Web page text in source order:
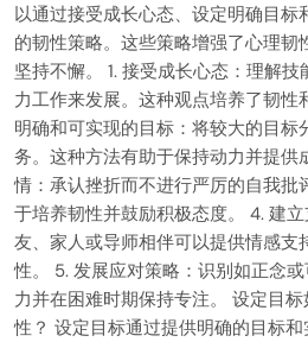
以通过接受成长心态、设定明确目标
的韧性策略。这些策略增强了心理韧
坚持不懈。 1. 接受成长心态：理解
力工作来发展。这种观点培养了韧性
明确和可实现的目标：将较大的目标
务。这种方法有助于保持动力并提供
情：承认挫折而不进行严厉的自我批
于培养韧性并鼓励积极态度。 4. 建
友、家人或导师相伴可以提供情感支
性。 5. 发展应对策略：识别如正念
力并在困难时期保持专注。 设定目
性？ 设定目标通过提供明确的目标